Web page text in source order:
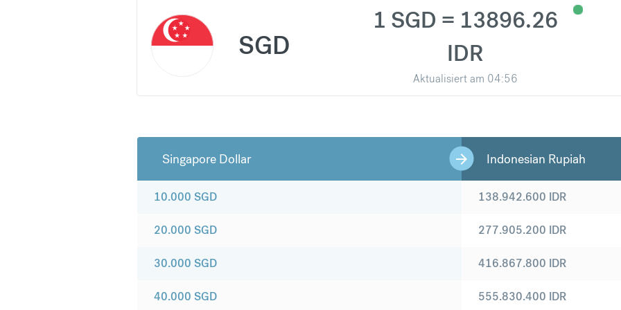
SGD
1 SGD = 13896.26
IDR
Aktualisiert am 04:56
Singapore Dollar Indonesian Rupiah
10.000 SGD
20.000 SGD
30.000 SGD
40.000 SGD
138.942.600 IDR
277.905.200 IDR
416.867.800 IDR
555.830.400 IDR